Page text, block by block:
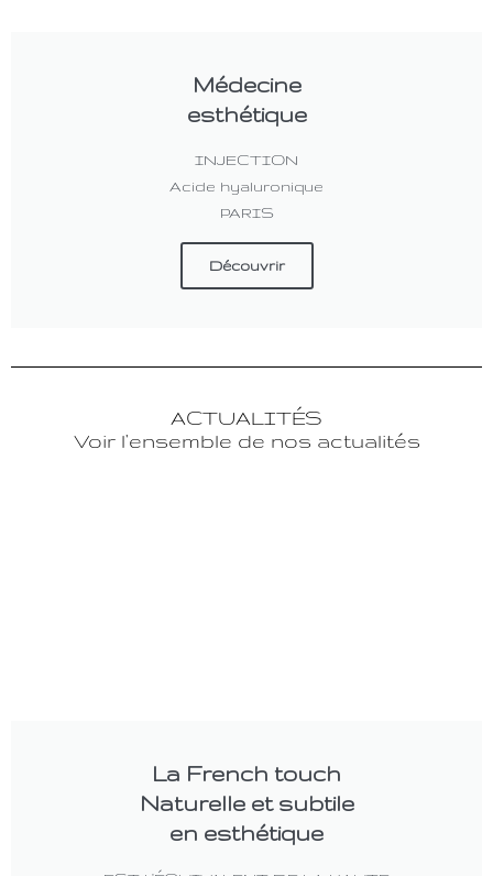
Médecine
esthétique
INJECTION
Acide hyaluronique
PARIS
Découvrir
ACTUALITÉS
Voir l'ensemble de nos actualités
La French touch
Naturelle et subtile
en esthétique